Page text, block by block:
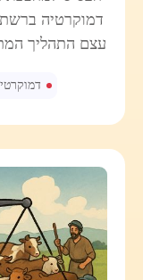
דמוקרטיה ברשת
עצם התהליך